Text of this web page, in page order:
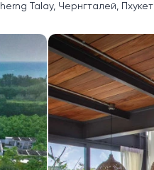
Talay, Чернгталей, Пхукет